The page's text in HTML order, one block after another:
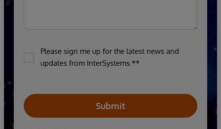
Please sign me up for the latest news and
updates from InterSystems.**
Submit